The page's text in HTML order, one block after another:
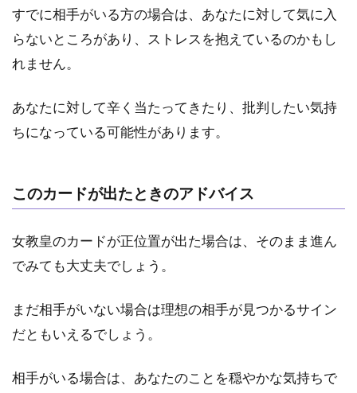
すでに相手がいる方の場合は、あなたに対して気に入
らないところがあり、ストレスを抱えているのかもし
れません。
あなたに対して辛く当たってきたり、批判したい気持
ちになっている可能性があります。
このカードが出たときのアドバイス
女教皇のカードが正位置が出た場合は、そのまま進ん
でみても大丈夫でしょう。
まだ相手がいない場合は理想の相手が見つかるサイン
だともいえるでしょう。
相手がいる場合は、あなたのことを穏やかな気持ちで